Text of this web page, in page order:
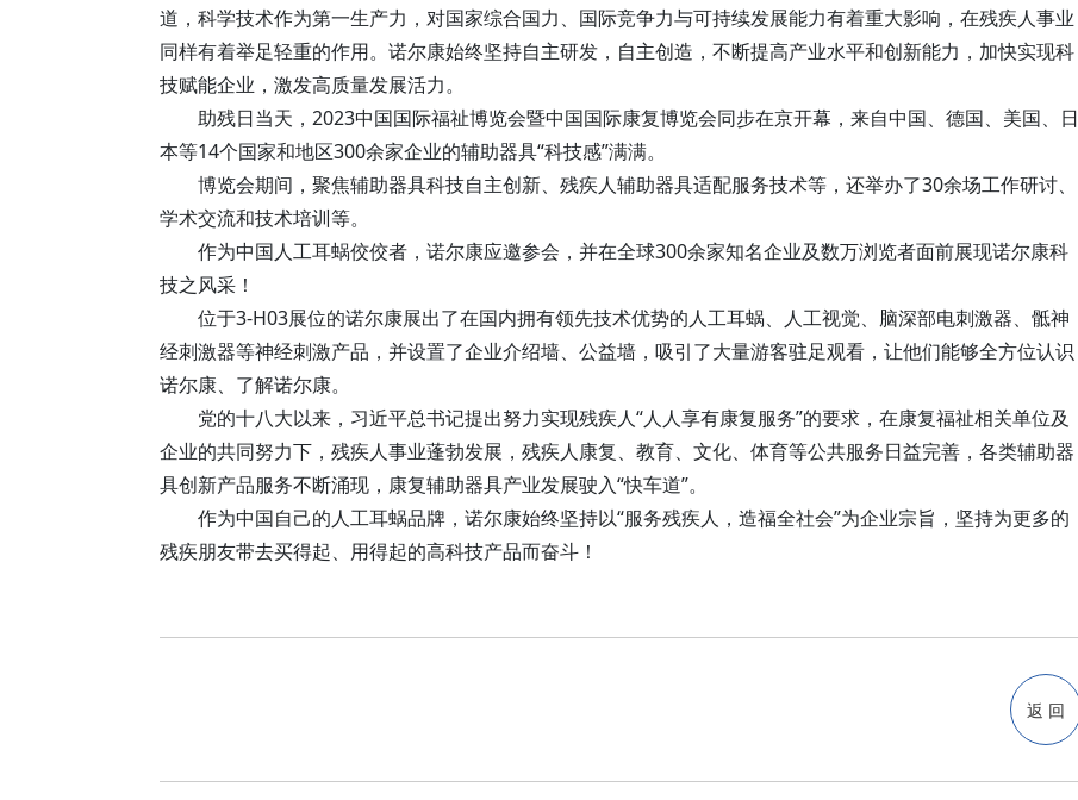
道，科学技术作为第一生产力，对国家综合国力、国际竞争力与可持续发展能力有着重大影响，在残疾人事业
同样有着举足轻重的作用。诺尔康始终坚持自主研发，自主创造，不断提高产业水平和创新能力，加快实现科
技赋能企业，激发高质量发展活力。
助残日当天，2023中国国际福祉博览会暨中国国际康复博览会同步在京开幕，来自中国、德国、美国、日
本等14个国家和地区300余家企业的辅助器具“科技感”满满。
博览会期间，聚焦辅助器具科技自主创新、残疾人辅助器具适配服务技术等，还举办了30余场工作研讨、
学术交流和技术培训等。
作为中国人工耳蜗佼佼者，诺尔康应邀参会，并在全球300余家知名企业及数万浏览者面前展现诺尔康科
技之风采！
位于3-H03展位的诺尔康展出了在国内拥有领先技术优势的人工耳蜗、人工视觉、脑深部电刺激器、骶神
经刺激器等神经刺激产品，并设置了企业介绍墙、公益墙，吸引了大量游客驻足观看，让他们能够全方位认识
诺尔康、了解诺尔康。
党的十八大以来，习近平总书记提出努力实现残疾人“人人享有康复服务”的要求，在康复福祉相关单位及
企业的共同努力下，残疾人事业蓬勃发展，残疾人康复、教育、文化、体育等公共服务日益完善，各类辅助器
具创新产品服务不断涌现，康复辅助器具产业发展驶入“快车道”。
作为中国自己的人工耳蜗品牌，诺尔康始终坚持以“服务残疾人，造福全社会”为企业宗旨，坚持为更多的
残疾朋友带去买得起、用得起的高科技产品而奋斗！
返 回